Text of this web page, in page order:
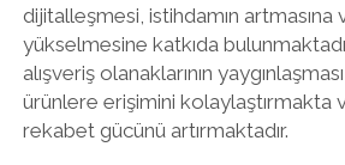
dijitalleşmesi, istihdamın artmasına
yükselmesine katkıda
alışveriş olanaklarının
ürünlere erişimini kolaylaştırmakta
rekabet gücünü artırmaktadır.